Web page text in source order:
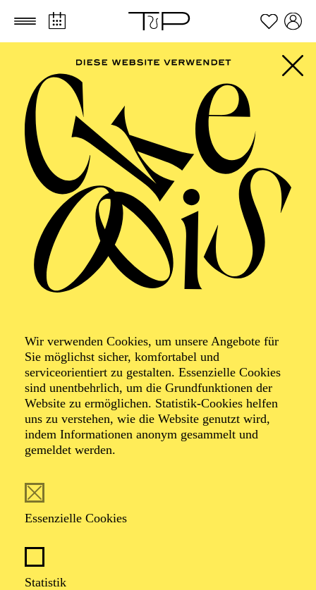
Zum Hauptinhalt springen Zum Footer springen
Wir verwenden Cookies, um unsere Angebote für
Sie möglichst sicher, komfortabel und
serviceorientiert zu gestalten. Essenzielle Cookies
sind unentbehrlich, um die Grundfunktionen der
Website zu ermöglichen. Statistik-Cookies helfen
uns zu verstehen, wie die Website genutzt wird,
indem Informationen anonym gesammelt und
gemeldet werden.
Essenzielle Cookies
Statistik
FILTER
Im Anschluss an die Vorstellung findet ein Nachgespräch in
57,00 42,00
Abo 10: Sonntagnachmittag
FEBRUAR 2027
AALTO MUSIKTHEATER
AALTO BALLETT ESSEN
Mittwoch
03.02.2027
Aalto-Cafeteria
AALTO LABS
JUGENDTREFFS IM AALTO-THEATER
Für Kinder und Jugendliche von 10 bis 13 Jahren
Anmeldung unter
kulturvermittlung@tup-online.de
PHILHARMONIE ESSEN
Donnerstag
Alfried Krupp Saal